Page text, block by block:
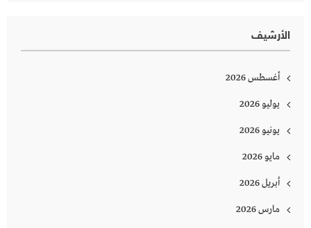
الأرشيف
أغسطس 2026
يوليو 2026
يونيو 2026
مايو 2026
أبريل 2026
مارس 2026